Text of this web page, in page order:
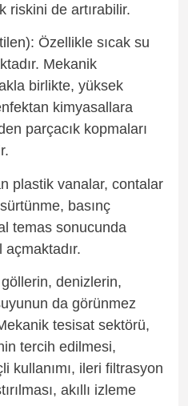
riskini de artırabilir.
Özellikle sıcak su
Mekanik
birlikte, yüksek
kimyasallara
parçacık kopmaları
plastik vanalar, contalar
basınç
temas sonucunda
açmaktadır.
denizlerin,
da görünmez
tesisat sektörü,
tercih edilmesi,
kullanımı, ileri filtrasyon
akıllı izleme